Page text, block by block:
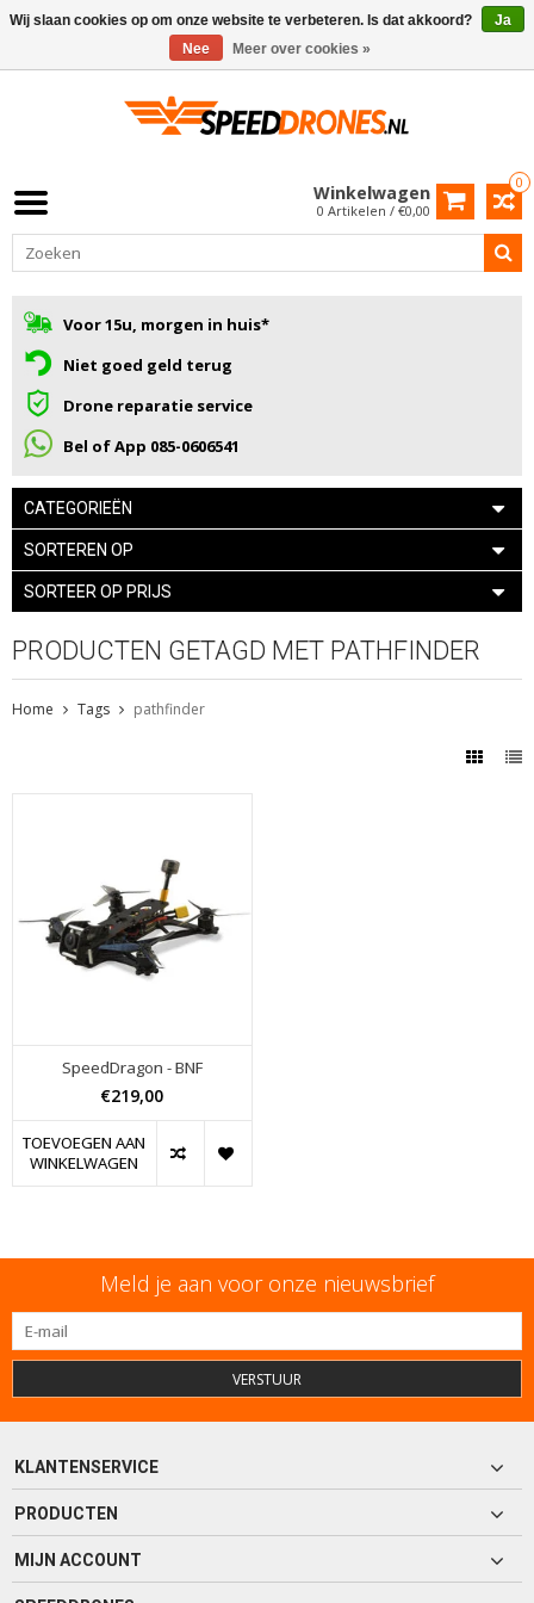
0
Winkelwagen
0 Artikelen / €0,00
Voor 15u, morgen in huis*
Niet goed geld terug
Drone reparatie service
Bel of App 085-0606541
CATEGORIEËN
SORTEREN OP
SORTEER OP PRIJS
PRODUCTEN GETAGD MET PATHFINDER
Home Tags pathfinder
SpeedDragon - BNF
€219,00
TOEVOEGEN AAN
WINKELWAGEN
Meld je aan voor onze nieuwsbrief
VERSTUUR
KLANTENSERVICE
PRODUCTEN
MIJN ACCOUNT
Wij slaan cookies op om onze website te verbeteren. Is dat akkoord?
Ja
Nee
Meer over cookies »